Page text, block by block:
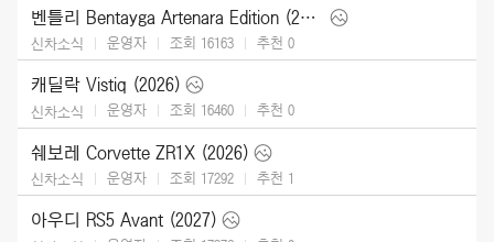
벤틀리 Bentayga Artenara Edition (2027)
신차소식 운영자 조회 16163 추천 0
캐딜락 Vistiq (2026)
신차소식 운영자 조회 16460 추천 0
쉐보레 Corvette ZR1X (2026)
신차소식 운영자 조회 17292 추천 1
아우디 RS5 Avant (2027)